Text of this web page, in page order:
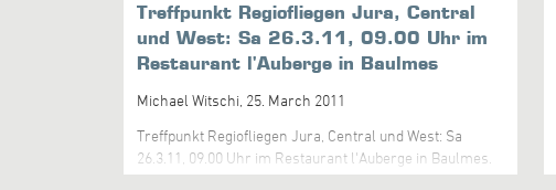
Treffpunkt Regiofliegen Jura, Central
und West: Sa 26.3.11, 09.00 Uhr im
Restaurant l'Auberge in Baulmes
Michael Witschi, 25. March 2011
Treffpunkt Regiofliegen Jura, Central und West: Sa
26.3.11, 09.00 Uhr im Restaurant l'Auberge in Baulmes.
Der Clubbus des lokalen Clubs kann uns um 09.30 auf